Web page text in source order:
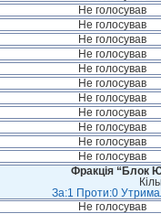
Не голосував
Не голосував
Не голосував
Не голосував
Не голосував
Не голосував
Не голосував
Не голосував
Не голосував
Не голосував
Не голосував
Фракція “Блок
За:1 Проти:0
Не голосував